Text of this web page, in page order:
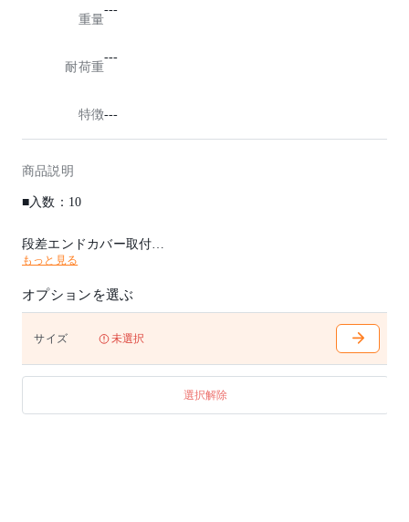
重量
---
耐荷重
---
特徴---
商品説明
■入数：10
段差エンドカバー取付
・高さの違うパネルを連結した場合、パネルの側面に段差エン
ドカバーを取付けて下さい。
もっと見る
オプションを選ぶ
サイズ 未選択
選択解除